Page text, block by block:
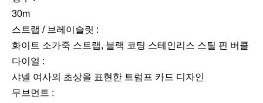
30m
스트랩 / 브레이슬릿 :
화이트 소가죽 스트랩, 블랙 코팅 스테인리스 스틸 핀 버클
다이얼 :
샤넬 여사의 초상을 표현한 트럼프 카드 디자인
무브먼트 :